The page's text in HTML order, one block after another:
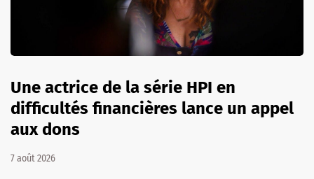
Une actrice de la série HPI en
difficultés financières lance un appel
aux dons
7 août 2026